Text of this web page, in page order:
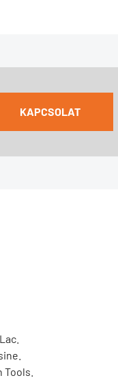
KAPCSOLAT
Tools.